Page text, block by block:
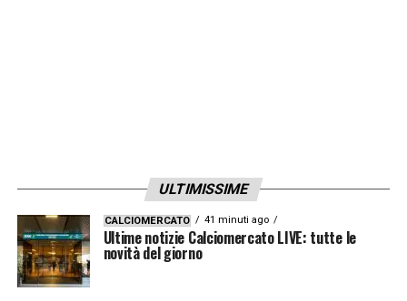
ULTIMISSIME
CALCIOMERCATO 41 minuti ago
Ultime notizie Calciomercato LIVE: tutte le
novità del giorno